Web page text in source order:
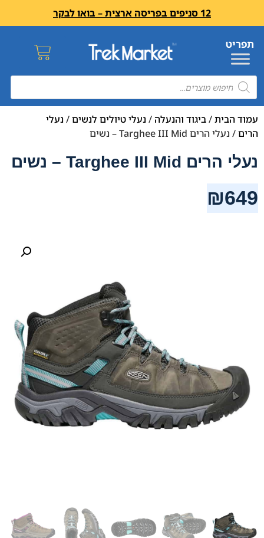
12 סניפים בפריסה ארצית – בואו לבקר
עמוד הבית/ביגוד והנעלה / נעלי טיולים לנשים/ נעלי
הרים/ נעלי הרים Targhee III Mid – נשים
נעלי הרים Targhee III Mid – נשים
₪649